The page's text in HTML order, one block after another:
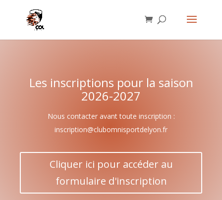
Les inscriptions pour la saison
2026-2027
Nous contacter avant toute inscription :
inscription@clubomnisportdelyon.fr
Cliquer ici pour accéder au
formulaire d'inscription